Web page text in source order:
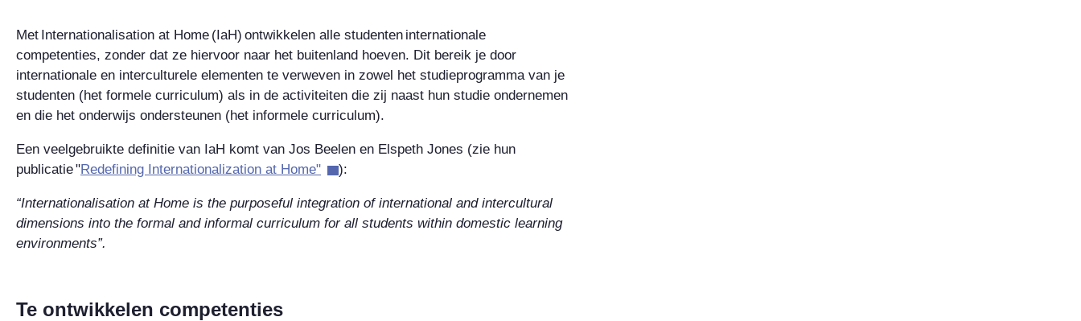
Met Internationalisation at Home (IaH) ontwikkelen alle studenten internationale
competenties, zonder dat ze hiervoor naar het buitenland hoeven. Dit bereik je door
internationale en interculturele elementen te verweven in zowel het studieprogramma van je
studenten (het formele curriculum) als in de activiteiten die zij naast hun studie ondernemen
en die het onderwijs ondersteunen (het informele curriculum).
Een veelgebruikte definitie van IaH komt van Jos Beelen en Elspeth Jones (zie hun
publicatie "Redefining Internationalization at Home" ):
“Internationalisation at Home is the purposeful integration of international and intercultural
dimensions into the formal and informal curriculum for all students within domestic learning
environments”.
Te ontwikkelen competenties